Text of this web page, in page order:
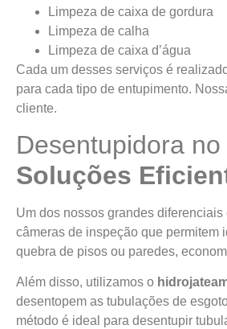
Limpeza de caixa de gordura
Limpeza de calha
Limpeza de caixa d’água
Cada um desses serviços é
para cada tipo de entupimento.
cliente.
Desentupidora no
Soluções
Um dos nossos grandes diferenciais
câmeras de inspeção que permitem
quebra de pisos ou paredes,
Além disso, utilizamos o
desentopem as tubulações de
método é ideal para desentupir